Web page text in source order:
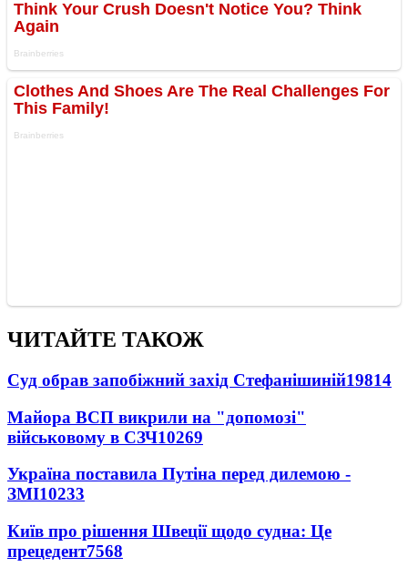
ЧИТАЙТЕ ТАКОЖ
Суд обрав запобіжний захід Стефанішиній19814
Майора ВСП викрили на "допомозі"
військовому в СЗЧ10269
Україна поставила Путіна перед дилемою -
ЗМІ10233
Київ про рішення Швеції щодо судна: Це
прецедент7568